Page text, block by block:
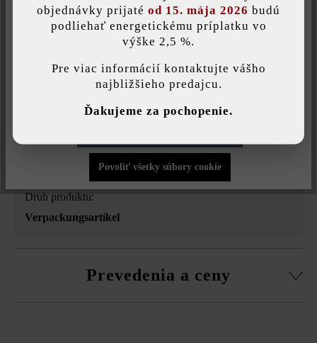
Tlač stránky
Číslo produktu:20969-5
Opis produktu
Druh produktu:
Verpackungsartikel
Prevedenia a ceny
Táto webová stránka používa súbory cookie, aby vám ponúkla
Povoliť všetky súbory cookie
objednávky prijaté od 15. mája 2026 budú
podliehať energetickému príplatku vo
výške 2,5 %.
Pre viac informácií kontaktujte vášho
najbližšieho predajcu.
Ďakujeme za pochopenie.